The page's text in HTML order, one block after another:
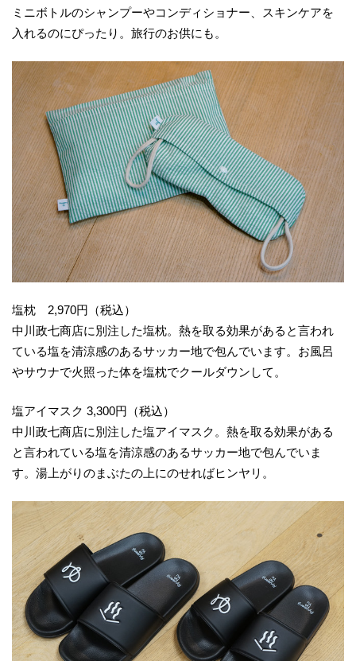
ミニボトルのシャンプーやコンディショナー、スキンケアを
入れるのにぴったり。旅行のお供にも。
塩枕 2,970円（税込）
中川政七商店に別注した塩枕。熱を取る効果があると言われ
ている塩を清涼感のあるサッカー地で包んでいます。お風呂
やサウナで火照った体を塩枕でクールダウンして。
塩アイマスク 3,300円（税込）
中川政七商店に別注した塩アイマスク。熱を取る効果がある
と言われている塩を清涼感のあるサッカー地で包んでいま
す。湯上がりのまぶたの上にのせればヒンヤリ。